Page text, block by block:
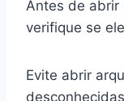
Antes de abrir
verifique se
Evite abrir